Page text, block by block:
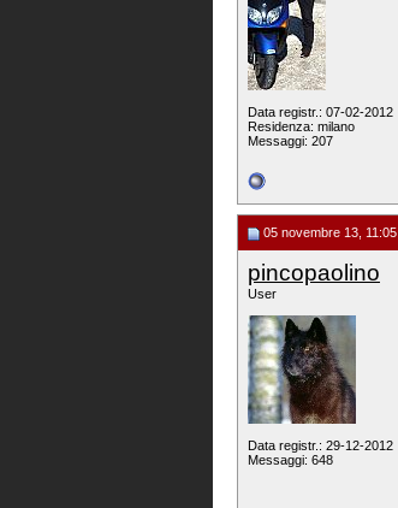
Data registr.: 07-02-2012
Residenza: milano
Messaggi: 207
05 novembre 13, 11:05
pincopaolino
User
Data registr.: 29-12-2012
Messaggi: 648